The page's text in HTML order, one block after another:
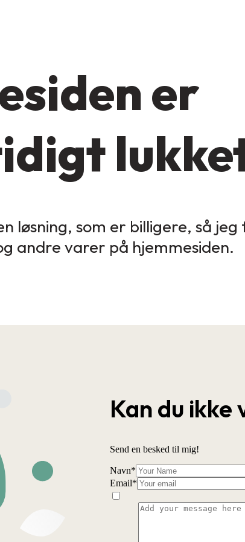
er
løsning, som er billigere, så
andre varer på hjemmesiden.
Kan du ikke
Send en besked til mig!
Navn*
Email*